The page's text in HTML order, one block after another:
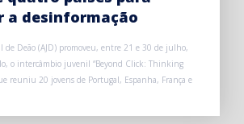
a desinformação
de Deão (AJD) promoveu, entre 21 e 30 de julho,
o intercâmbio juvenil “Beyond Click: Thinking
reuniu 20 jovens de Portugal, Espanha, França e